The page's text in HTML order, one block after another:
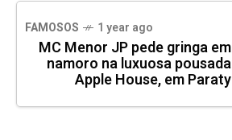
FAMOSOS 1 year ago
MC Menor JP pede gringa em
namoro na luxuosa pousada
Apple House, em Paraty